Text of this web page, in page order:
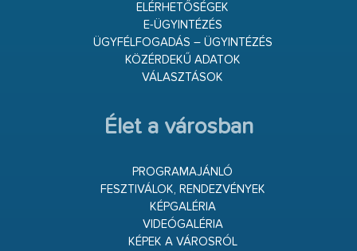
ELÉRHETŐSÉGEK
E-ÜGYINTÉZÉS
ÜGYFÉLFOGADÁS – ÜGYINTÉZÉS
KÖZÉRDEKŰ ADATOK
VÁLASZTÁSOK
Élet a városban
PROGRAMAJÁNLÓ
FESZTIVÁLOK, RENDEZVÉNYEK
KÉPGALÉRIA
VIDEÓGALÉRIA
KÉPEK A VÁROSRÓL